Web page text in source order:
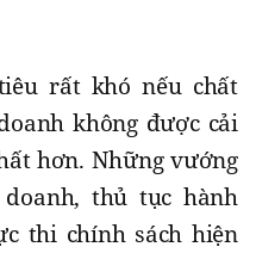
rất khó nếu chất
không được cải
hơn. Những vướng
thủ tục hành
thi chính sách hiện